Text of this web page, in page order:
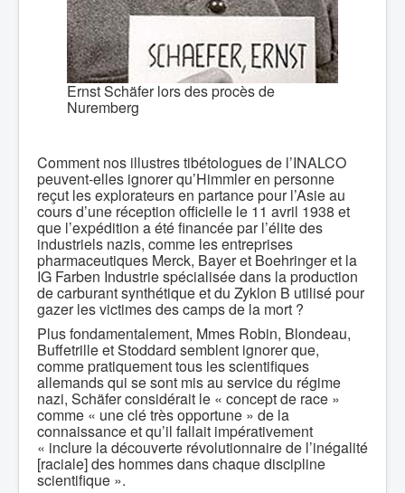
Ernst Schäfer lors des procès de
Nuremberg
Comment nos illustres tibétologues de l’INALCO
peuvent-elles ignorer qu’Himmler en personne
reçut les explorateurs en partance pour l’Asie au
cours d’une réception officielle le 11 avril 1938 et
que l’expédition a été financée par l’élite des
industriels nazis, comme les entreprises
pharmaceutiques Merck, Bayer et Boehringer et la
IG Farben Industrie spécialisée dans la production
de carburant synthétique et du Zyklon B utilisé pour
gazer les victimes des camps de la mort ?
Plus fondamentalement, Mmes Robin, Blondeau,
Buffetrille et Stoddard semblent ignorer que,
comme pratiquement tous les scientifiques
allemands qui se sont mis au service du régime
nazi, Schäfer considérait le « concept de race »
comme « une clé très opportune » de la
connaissance et qu’il fallait impérativement
« inclure la découverte révolutionnaire de l’inégalité
[raciale] des hommes dans chaque discipline
scientifique ».